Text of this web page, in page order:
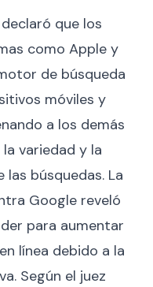
que los
como Apple y
de búsqueda
móviles y
a los demás
variedad y la
búsquedas. La
Google reveló
para aumentar
línea debido a la
Según el juez